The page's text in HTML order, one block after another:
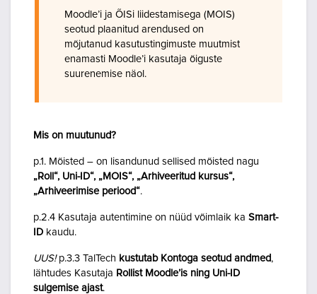
Moodle’i ja ÕISi liidestamisega (MOIS)
seotud plaanitud arendused on
mõjutanud kasutustingimuste muutmist
enamasti Moodle’i kasutaja õiguste
suurenemise näol.
Mis on muutunud?
p.1. Mõisted – on lisandunud sellised mõisted nagu
„Roll“, Uni-ID“, „MOIS“, „Arhiveeritud kursus“,
„Arhiveerimise periood“.
p.2.4 Kasutaja autentimine on nüüd võimlaik ka Smart-
ID kaudu.
UUS!p.3.3 TalTech kustutab Kontoga seotud andmed,
lähtudes Kasutaja Rollist Moodle’is ning Uni-ID
sulgemise ajast.